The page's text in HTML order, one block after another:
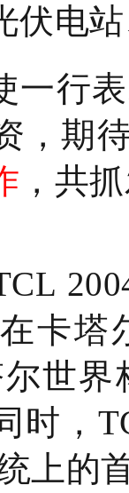
伏电
一行
，期
，共
卡塔
世
时，
上的